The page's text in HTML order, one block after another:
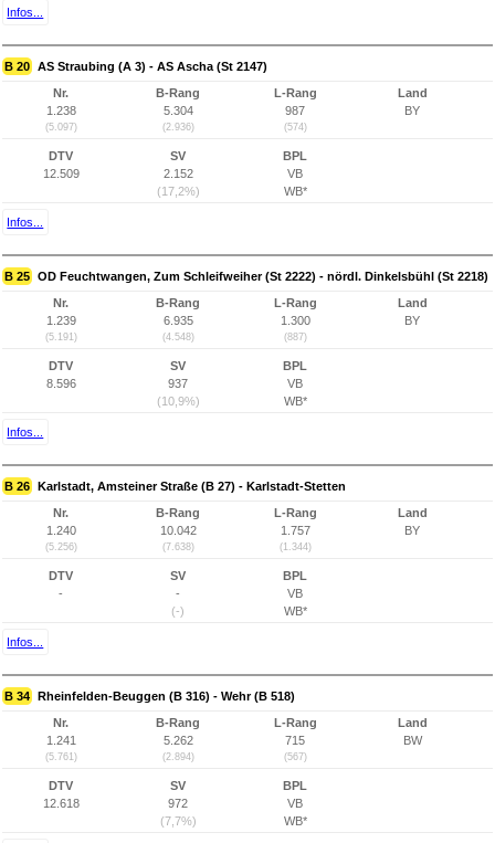
Infos...
B 20 AS Straubing (A 3) - AS Ascha (St 2147)
Nr.
1.238
(5.097)
B-Rang
5.304
(2.936)
L-Rang
987
(574)
Land
BY
DTV
12.509
SV
2.152
(17,2%)
BPL
VB
WB*
Infos...
B 25 OD Feuchtwangen, Zum Schleifweiher (St 2222) - nördl. Dinkelsbühl (St 2218)
Nr.
1.239
(5.191)
B-Rang
6.935
(4.548)
L-Rang
1.300
(887)
Land
BY
DTV
8.596
SV
937
(10,9%)
BPL
VB
WB*
Infos...
B 26 Karlstadt, Amsteiner Straße (B 27) - Karlstadt-Stetten
Nr.
1.240
(5.256)
B-Rang
10.042
(7.638)
L-Rang
1.757
(1.344)
Land
BY
DTV
-
SV
-
(-)
BPL
VB
WB*
Infos...
B 34 Rheinfelden-Beuggen (B 316) - Wehr (B 518)
Nr.
1.241
(5.761)
B-Rang
5.262
(2.894)
L-Rang
715
(567)
Land
BW
DTV
12.618
SV
972
(7,7%)
BPL
VB
WB*